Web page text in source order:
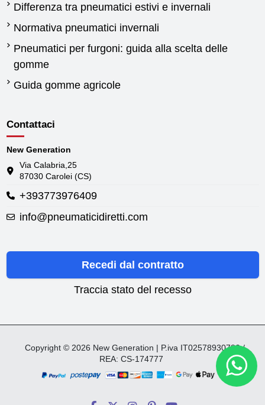
Differenza tra pneumatici estivi e invernali
Normativa pneumatici invernali
Pneumatici per furgoni: guida alla scelta delle
gomme
Guida gomme agricole
Contattaci
New Generation
Via Calabria,25
87030 Carolei (CS)
+393773976409
info@pneumaticidiretti.com
Recedi dal contratto
Traccia stato del recesso
Copyright © 2026 New Generation | P.iva IT02578930782 /
REA: CS-174777